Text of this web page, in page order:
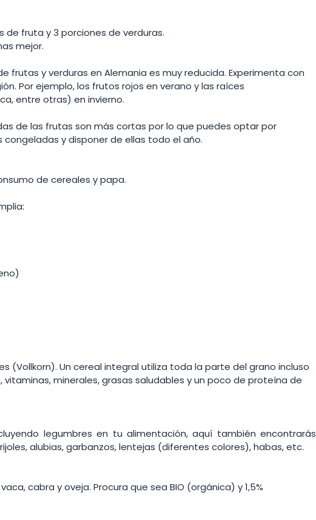
de fruta y 3 porciones de verduras.
mejor.
frutas y verduras en Alemania es muy reducida. Experimenta con
Por ejemplo, los frutos rojos en verano y las raíces
entre otras) en invierno.
de las frutas son más cortas por lo que puedes optar por
y disponer de ellas todo el año.
de cereales y papa.
(Vollkorn). Un cereal integral utiliza toda la parte del grano incluso
minerales, grasas saludables y un poco de proteína de
legumbres en tu alimentación, aquí también encontrarás
alubias, garbanzos, lentejas (diferentes colores), habas, etc.
cabra y oveja. Procura que sea BIO (orgánica) y 1,5%